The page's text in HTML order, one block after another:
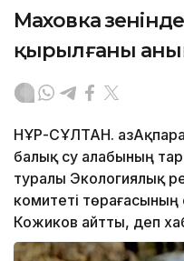
Маховка
қырылғаны
НҰР-СҰЛТАН.
балық су алабының
туралы Экологиялық
комитеті
Кожиков айтты, деп